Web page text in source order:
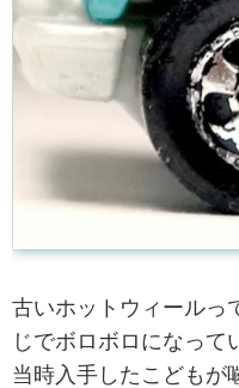
古いホットウィールっ
じでボロボロになって
当時入手したこどもが